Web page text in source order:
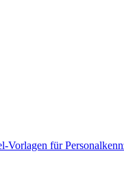
Vorlagen für